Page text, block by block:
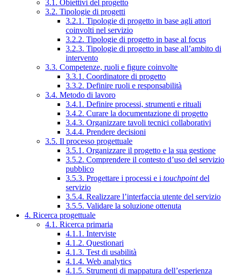
3.1. Obiettivi del progetto
3.2. Tipologie di progetti
3.2.1. Tipologie di progetto in base agli attori
coinvolti nel servizio
3.2.2. Tipologie di progetto in base al focus
3.2.3. Tipologie di progetto in base all’ambito di
intervento
3.3. Competenze, ruoli e figure coinvolte
3.3.1. Coordinatore di progetto
3.3.2. Definire ruoli e responsabilità
3.4. Metodo di lavoro
3.4.1. Definire processi, strumenti e rituali
3.4.2. Curare la documentazione di progetto
3.4.3. Organizzare tavoli tecnici collaborativi
3.4.4. Prendere decisioni
3.5. Il processo progettuale
3.5.1. Organizzare il progetto e la sua gestione
3.5.2. Comprendere il contesto d’uso del servizio
pubblico
3.5.3. Progettare i processi e i touchpointdel
servizio
3.5.4. Realizzare l’interfaccia utente del servizio
3.5.5. Validare la soluzione ottenuta
4. Ricerca progettuale
4.1. Ricerca primaria
4.1.1. Interviste
4.1.2. Questionari
4.1.3. Test di usabilità
4.1.4. Web analytics
4.1.5. Strumenti di mappatura dell’esperienza